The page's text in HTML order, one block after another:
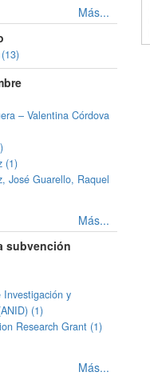
Más...
– Valentina Córdova
(1)
José Guarello, Raquel
Más...
subvención
Investigación y
(1)
Research Grant (1)
Más...